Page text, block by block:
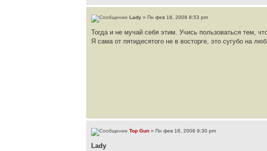
Lady » Пн фев 18, 2008 8:53 pm
Тогда и не мучай себя этим. Учись пользоваться тем,
Я сама от пятидесятого не в восторге, это сугубо на
Top Gun » Пн фев 18, 2008 9:30 pm
Lady